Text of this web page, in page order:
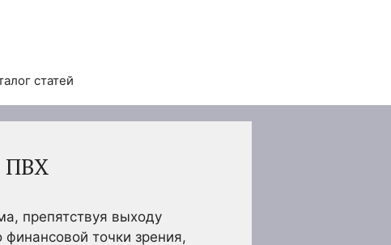
статей
ПВХ
препятствуя выходу
точки зрения,